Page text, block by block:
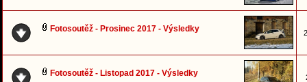
Fotosoutěž - Prosinec 2017 - Výsledky
Fotosoutěž - Listopad 2017 - Výsledky